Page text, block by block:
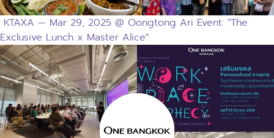
KTAXA — Mar 29, 2025 @ Oongtong Ari Event: "The
Exclusive Lunch x Master Alice"